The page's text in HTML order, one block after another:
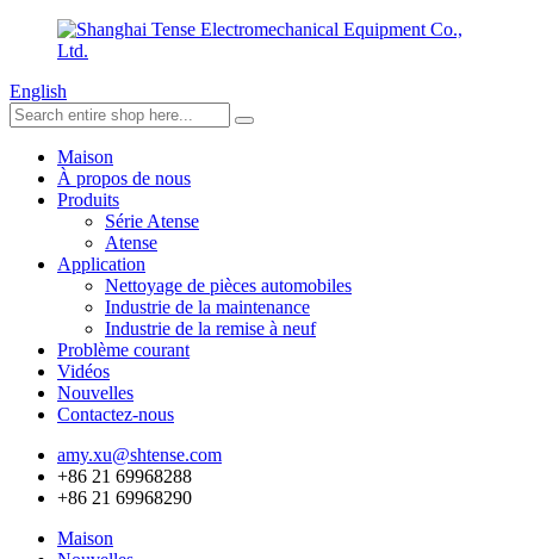
English
Maison
À propos de nous
Produits
Série Atense
Atense
Application
Nettoyage de pièces automobiles
Industrie de la maintenance
Industrie de la remise à neuf
Problème courant
Vidéos
Nouvelles
Contactez-nous
amy.xu@shtense.com
+86 21 69968288
+86 21 69968290
Maison